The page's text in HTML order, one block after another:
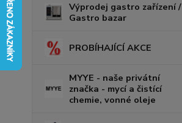
Výprodej gastro zařízení /
Gastro bazar
PROBÍHAJÍCÍ AKCE
MYYE - naše privátní
značka - mycí a čistící
chemie, vonné oleje